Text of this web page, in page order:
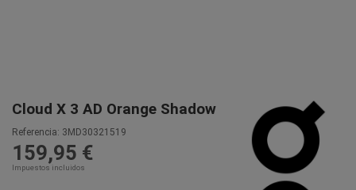
Cloud X 3 AD Orange Shadow
Referencia: 3MD30321519
159,95 €
Impuestos incluidos